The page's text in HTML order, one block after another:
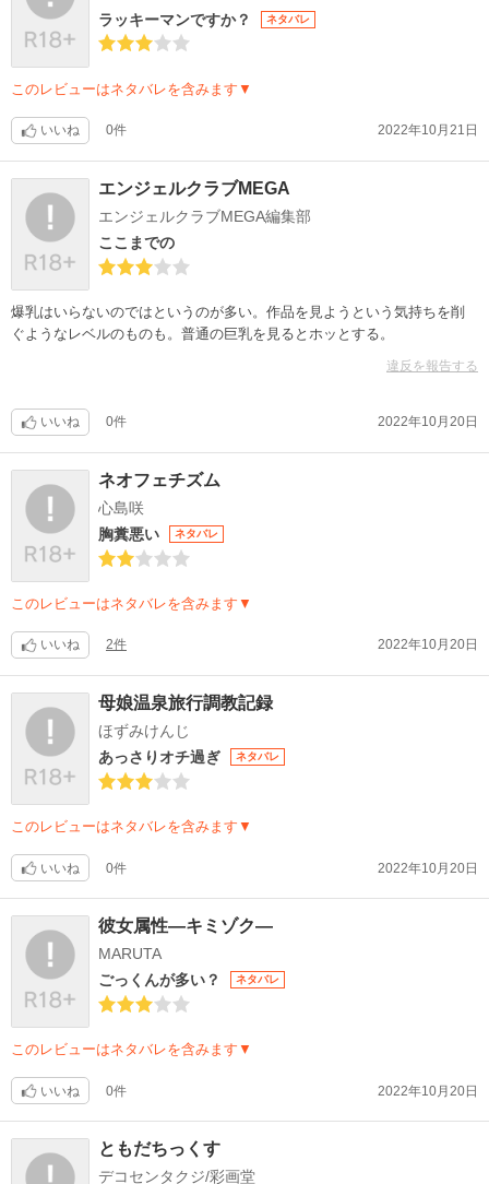
ラッキーマンですか？
ネタバレ
このレビューはネタバレを含みます▼
いいね 0件 2022年10月21日
エンジェルクラブMEGA
エンジェルクラブMEGA編集部
ここまでの
爆乳はいらないのではというのが多い。作品を見ようという気持ちを削
ぐようなレベルのものも。普通の巨乳を見るとホッとする。
違反を報告する
いいね 0件 2022年10月20日
ネオフェチズム
心島咲
胸糞悪い
ネタバレ
このレビューはネタバレを含みます▼
いいね 2件 2022年10月20日
母娘温泉旅行調教記録
ほずみけんじ
あっさりオチ過ぎ
ネタバレ
このレビューはネタバレを含みます▼
いいね 0件 2022年10月20日
彼女属性―キミゾク―
MARUTA
ごっくんが多い？
ネタバレ
このレビューはネタバレを含みます▼
いいね 0件 2022年10月20日
ともだちっくす
デコセンタクジ/彩画堂